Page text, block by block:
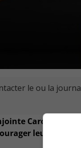
le ou la
Carole Van
leurs